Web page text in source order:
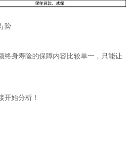
险
终身寿险的保障内容比较单一，只能让
开始分析！